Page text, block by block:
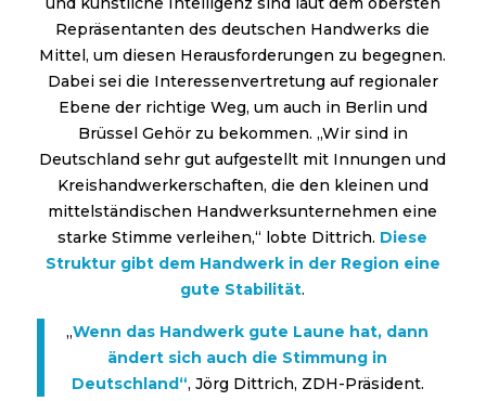
Repräsentanten des deutschen Handwerks die
Mittel, um diesen Herausforderungen zu begegnen.
Dabei sei die Interessenvertretung auf regionaler
Ebene der richtige Weg, um auch in Berlin und
Brüssel Gehör zu bekommen. „Wir sind in
Deutschland sehr gut aufgestellt mit Innungen und
Kreishandwerkerschaften, die den kleinen und
mittelständischen Handwerksunternehmen eine
starke Stimme verleihen,“ lobte Dittrich. Diese
Struktur gibt dem Handwerk in der Region eine
gute Stabilität.
„Wenn das Handwerk gute Laune hat, dann
ändert sich auch die Stimmung in
Deutschland“, Jörg Dittrich, ZDH-Präsident.